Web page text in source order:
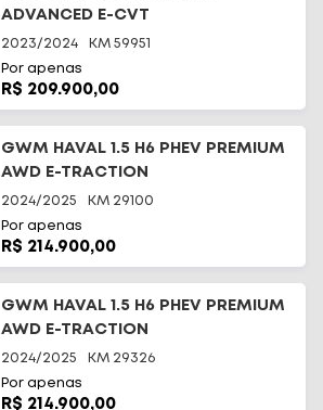
ADVANCED E-CVT
2023/2024 KM 59951
Por apenas
R$ 209.900,00
GWM HAVAL 1.5 H6 PHEV PREMIUM
AWD E-TRACTION
2024/2025 KM 29100
Por apenas
R$ 214.900,00
GWM HAVAL 1.5 H6 PHEV PREMIUM
AWD E-TRACTION
2024/2025 KM 29326
Por apenas
R$ 214.900,00